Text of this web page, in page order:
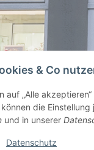
& Co
auf „Alle
können die
und in unserer
Datenschutz